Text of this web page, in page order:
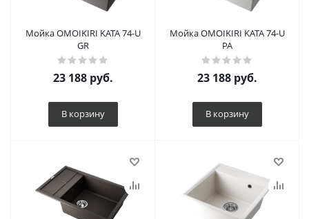
Мойка OMOIKIRI KATA 74-U
GR
23 188 руб.
В корзину
Мойка OMOIKIRI KATA 74-U
PA
23 188 руб.
В корзину